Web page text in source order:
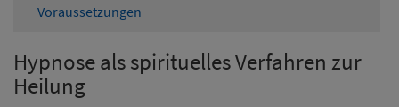
Voraussetzungen
Hypnose als spirituelles Verfahren zur
Heilung